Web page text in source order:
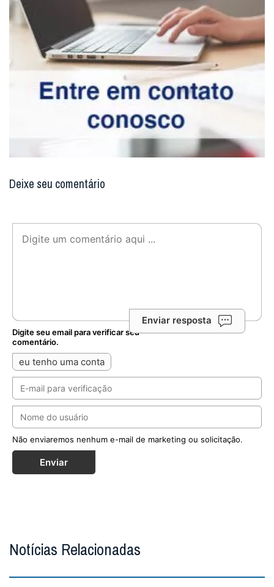
Deixe seu comentário
Enviar resposta
Digite seu email para verificar seu
comentário.
eu tenho uma conta
Não enviaremos nenhum e-mail de marketing ou solicitação.
Enviar
Notícias Relacionadas